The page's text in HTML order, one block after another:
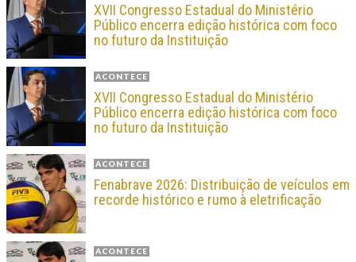
XVII Congresso Estadual do Ministério
Público encerra edição histórica com foco
no futuro da Instituição
ACONTECE
XVII Congresso Estadual do Ministério
Público encerra edição histórica com foco
no futuro da Instituição
ACONTECE
Fenabrave 2026: Distribuição de veículos em
recorde histórico e rumo à eletrificação
ACONTECE